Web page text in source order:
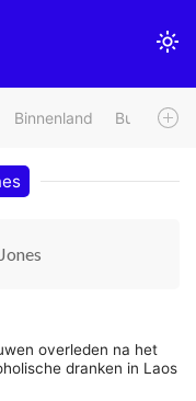
Binnenland Buitenland
overleden na het
dranken in Laos